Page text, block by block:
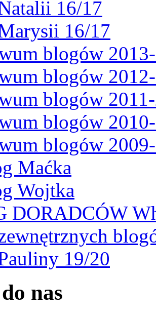
16/17
16/17
blogów
blogów
blogów
blogów
blogów
Maćka
Wojtka
DORADCÓW
19/20
nas